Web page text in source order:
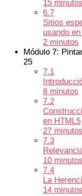
15 minutos
6.7
Sitios
usando
2 minutos
Módulo 7:
25
7.1
8 minutos
7.2
en HTML5
27 minutos
7.3
10 minutos
7.4
La
14 minutos